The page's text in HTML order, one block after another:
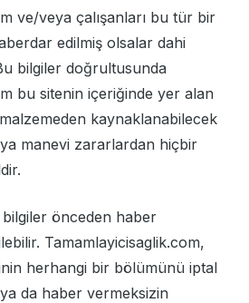
ve/veya çalışanları bu tür bir
edilmiş olsalar dahi
bilgiler doğrultusunda
bu sitenin içeriğinde yer alan
kaynaklanabilecek
manevi zararlardan hiçbir
önceden haber
Tamamlayicisaglik.com,
herhangi bir bölümünü iptal
da haber vermeksizin